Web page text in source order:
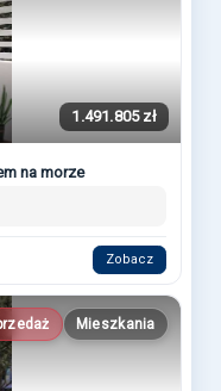
1.491.805 zł
na morze
Zobacz
Mieszkania